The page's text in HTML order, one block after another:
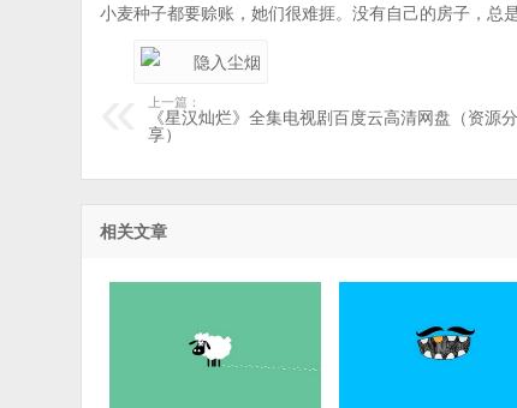
小麦种子都要赊账，她们很难捱。没有自己的房子，总
上一篇：
《星汉灿烂》全集电视剧百度云高清网盘（资源分
享）
相关文章